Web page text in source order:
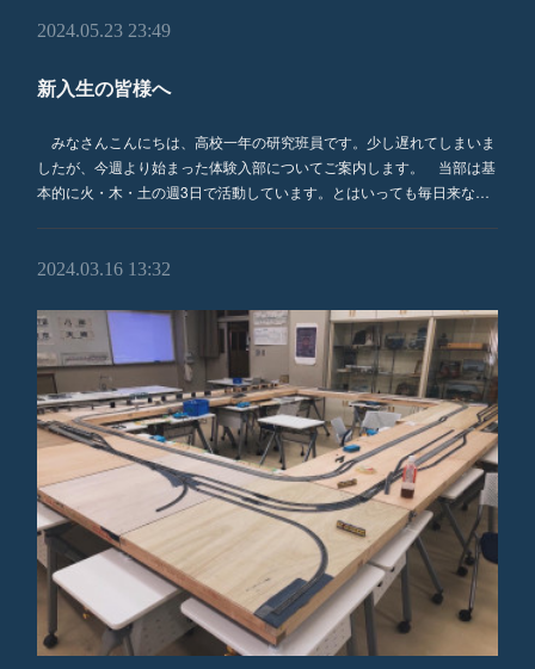
2024.05.23 23:49
新入生の皆様へ
みなさんこんにちは、高校一年の研究班員です。少し遅れてしまいま
したが、今週より始まった体験入部についてご案内します。 当部は基
本的に火・木・土の週3日で活動しています。とはいっても毎日来な…
2024.03.16 13:32